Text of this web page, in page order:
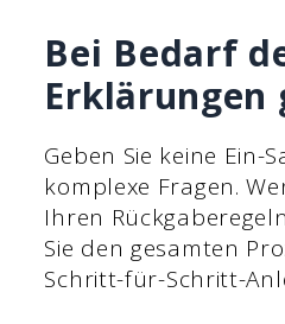
Bei Bedarf
Erklärungen
Geben Sie keine Ein-
komplexe Fragen.
Ihren
Sie den gesamten
Schritt-für-Schritt-